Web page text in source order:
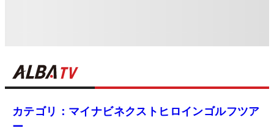
カテゴリ：マイナビネクストヒロインゴルフツア
ー